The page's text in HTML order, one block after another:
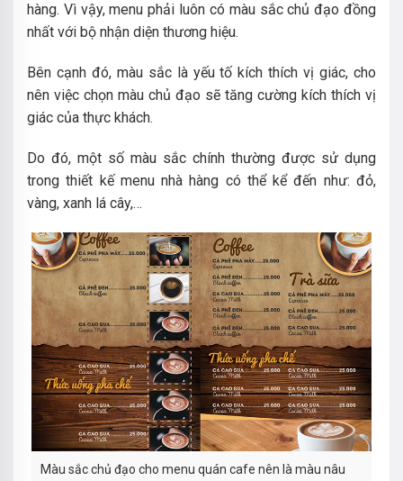
hàng. Vì vậy, menu phải luôn có màu sắc chủ đạo đồng
nhất với bộ nhận diện thương hiệu.
Bên cạnh đó, màu sắc là yếu tố kích thích vị giác, cho
nên việc chọn màu chủ đạo sẽ tăng cường kích thích vị
giác của thực khách.
Do đó, một số màu sắc chính thường được sử dụng
trong thiết kế menu nhà hàng có thể kể đến như: đỏ,
vàng, xanh lá cây,…
Màu sắc chủ đạo cho menu quán cafe nên là màu nâu